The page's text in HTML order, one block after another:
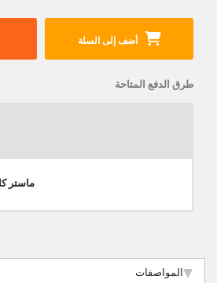
أضف إلى السلة
طرق الدفع المتاحة
ماستر
المواصفات